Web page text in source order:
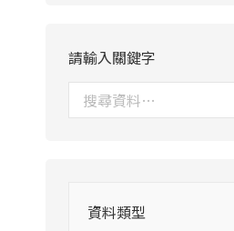
請輸入關鍵字
資料類型